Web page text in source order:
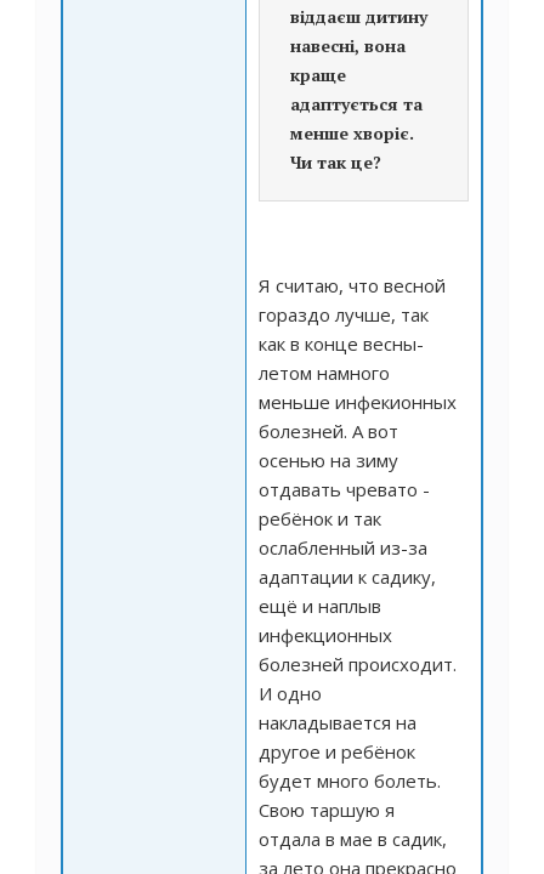
віддаєш дитину
навесні, вона
краще
адаптується та
менше хворіє.
Чи так це?
Я считаю, что весной
гораздо лучше, так
как в конце весны-
летом намного
меньше инфекионных
болезней. А вот
осенью на зиму
отдавать чревато -
ребёнок и так
ослабленный из-за
адаптации к садику,
ещё и наплыв
инфекционных
болезней происходит.
И одно
накладывается на
другое и ребёнок
будет много болеть.
Свою таршую я
отдала в мае в садик,
за лето она прекрасно